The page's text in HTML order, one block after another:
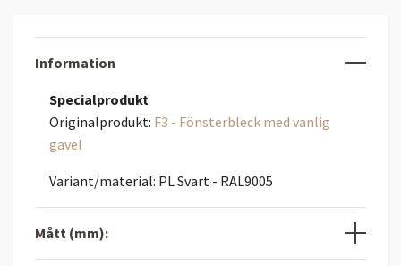
Information
Specialprodukt
Originalprodukt: F3 - Fönsterbleck med vanlig
gavel
Variant/material: PL Svart - RAL9005
Mått (mm):